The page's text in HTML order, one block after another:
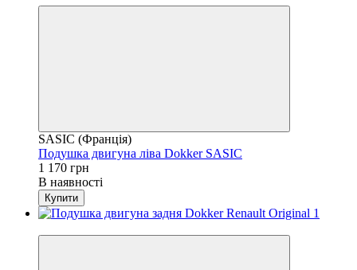
SASIC (Франція)
Подушка двигуна ліва Dokker SASIC
1 170 грн
В наявності
Купити